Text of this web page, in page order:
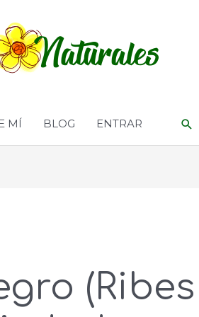
MÍ BLOG ENTRAR
(Ribes